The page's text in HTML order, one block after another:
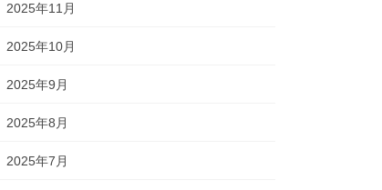
2025年11月
2025年10月
2025年9月
2025年8月
2025年7月